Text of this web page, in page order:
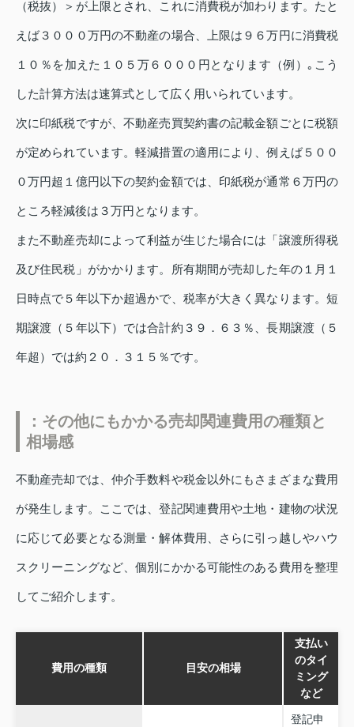
（税抜）＞が上限とされ、これに消費税が加わります。たと
えば３０００万円の不動産の場合、上限は９６万円に消費税
１０％を加えた１０５万６０００円となります（例）｡こう
した計算方法は速算式として広く用いられています。
次に印紙税ですが、不動産売買契約書の記載金額ごとに税額
が定められています。軽減措置の適用により、例えば５００
０万円超１億円以下の契約金額では、印紙税が通常６万円の
ところ軽減後は３万円となります。
また不動産売却によって利益が生じた場合には「譲渡所得税
及び住民税」がかかります。所有期間が売却した年の１月１
日時点で５年以下か超過かで、税率が大きく異なります。短
期譲渡（５年以下）では合計約３９．６３％、長期譲渡（５
年超）では約２０．３１５％です。
：その他にもかかる売却関連費用の種類と
相場感
不動産売却では、仲介手数料や税金以外にもさまざまな費用
が発生します。ここでは、登記関連費用や土地・建物の状況
に応じて必要となる測量・解体費用、さらに引っ越しやハウ
スクリーニングなど、個別にかかる可能性のある費用を整理
してご紹介します。
費用の種類 目安の相場
支払い
のタイ
ミング
など
登記申